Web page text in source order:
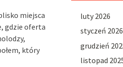
miejsca
gdzie oferta
który
luty 2026
styczeń 2026
grudzień
listopad